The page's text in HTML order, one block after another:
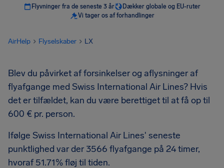
Flyvninger fra de seneste 3 år
Dækker globale og EU-ruter
Vi tager os af forhandlinger
AirHelp Flyselskaber LX
Blev du påvirket af forsinkelser og aflysninger af
flyafgange med Swiss International Air Lines? Hvis
det er tilfældet, kan du være berettiget til at få op til
600 € pr. person.
Ifølge Swiss International Air Lines' seneste
punktlighed var der 3566 flyafgange på 24 timer,
hvoraf 51.71% fløj til tiden.